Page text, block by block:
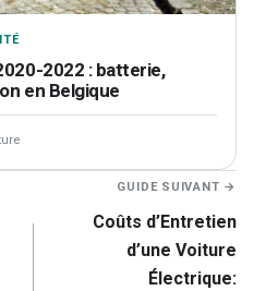
2022 : batterie,
en Belgique
GUIDE SUIVANT →
Coûts d’Entretien
d’une Voiture
Électrique: